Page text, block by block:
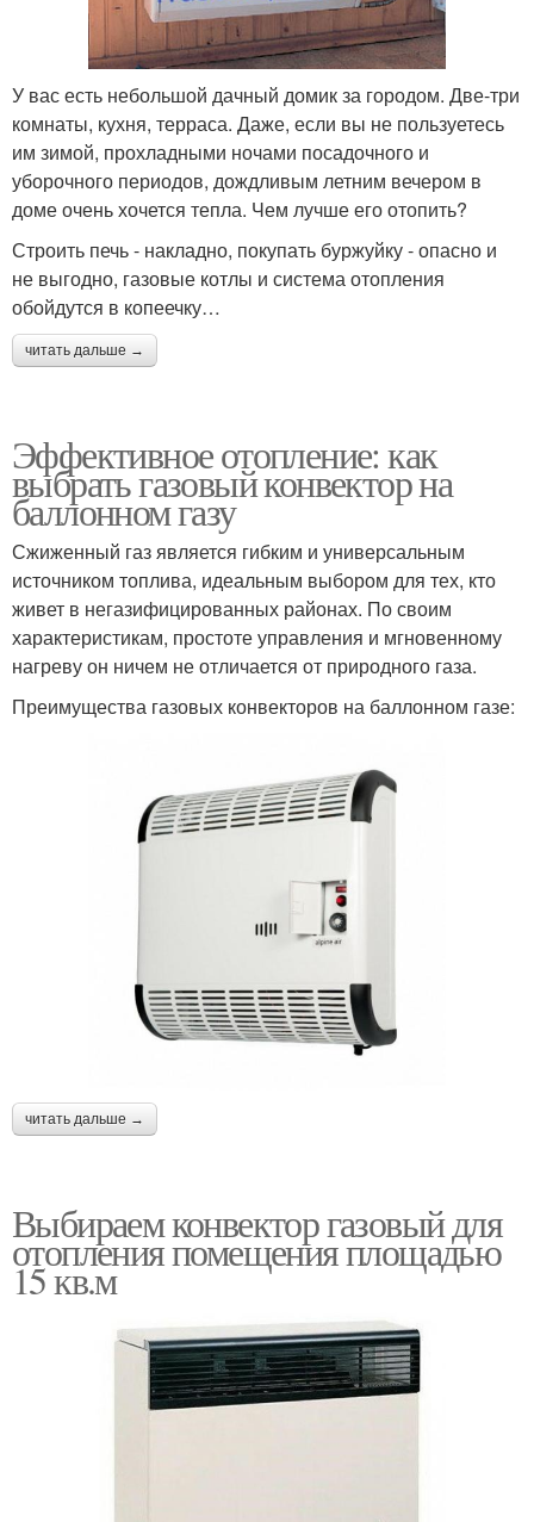
У вас есть небольшой дачный домик за городом. Две-три
комнаты, кухня, терраса. Даже, если вы не пользуетесь
им зимой, прохладными ночами посадочного и
уборочного периодов, дождливым летним вечером в
доме очень хочется тепла. Чем лучше его отопить?
Строить печь - накладно, покупать буржуйку - опасно и
не выгодно, газовые котлы и система отопления
обойдутся в копеечку…
читать дальше →
Эффективное отопление: как
выбрать газовый конвектор на
баллонном газу
Сжиженный газ является гибким и универсальным
источником топлива, идеальным выбором для тех, кто
живет в негазифицированных районах. По своим
характеристикам, простоте управления и мгновенному
нагреву он ничем не отличается от природного газа.
Преимущества газовых конвекторов на баллонном газе:
читать дальше →
Выбираем конвектор газовый для
отопления помещения площадью
15 кв.м